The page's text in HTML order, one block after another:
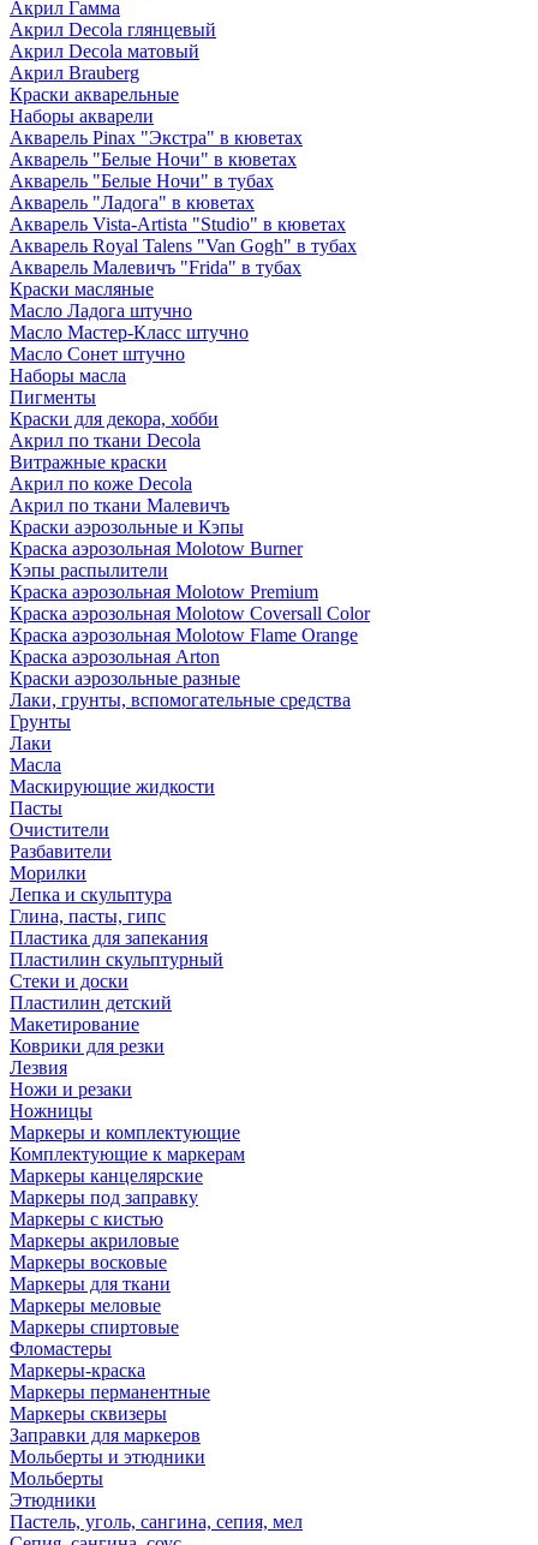
Акрил Гамма
Акрил Decola глянцевый
Акрил Decola матовый
Акрил Brauberg
Краски акварельные
Наборы акварели
Акварель Pinax "Экстра" в кюветах
Акварель "Белые Ночи" в кюветах
Акварель "Белые Ночи" в тубах
Акварель "Ладога" в кюветах
Акварель Vista-Artista "Studio" в кюветах
Акварель Royal Talens "Van Gogh" в тубах
Акварель Малевичъ "Frida" в тубах
Краски масляные
Масло Ладога штучно
Масло Мастер-Класс штучно
Масло Сонет штучно
Наборы масла
Пигменты
Краски для декора, хобби
Акрил по ткани Decola
Витражные краски
Акрил по коже Decola
Акрил по ткани Малевичъ
Краски аэрозольные и Кэпы
Краска аэрозольная Molotow Burner
Кэпы распылители
Краска аэрозольная Molotow Premium
Краска аэрозольная Molotow Coversall Color
Краска аэрозольная Molotow Flame Orange
Краска аэрозольная Arton
Краски аэрозольные разные
Лаки, грунты, вспомогательные средства
Грунты
Лаки
Масла
Маскирующие жидкости
Пасты
Очистители
Разбавители
Морилки
Лепка и скульптура
Глина, пасты, гипс
Пластика для запекания
Пластилин скульптурный
Стеки и доски
Пластилин детский
Макетирование
Коврики для резки
Лезвия
Ножи и резаки
Ножницы
Маркеры и комплектующие
Комплектующие к маркерам
Маркеры канцелярские
Маркеры под заправку
Маркеры с кистью
Маркеры акриловые
Маркеры восковые
Маркеры для ткани
Маркеры меловые
Маркеры спиртовые
Фломастеры
Маркеры-краска
Маркеры перманентные
Маркеры сквизеры
Заправки для маркеров
Мольберты и этюдники
Мольберты
Этюдники
Пастель, уголь, сангина, сепия, мел